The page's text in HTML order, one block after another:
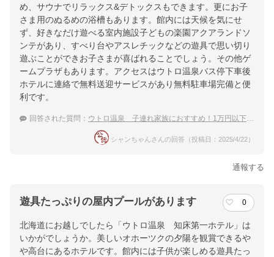
め、サウナでリラックス&デトックスもできます。更にお子
さま用のぬるめの浴槽もあります。館内には天候を気にせ
ず、好きなだけ遊べる室内施設子どもの楽園アクアランドソ
ンテがあり、すべり台やアスレチックなどの遊具で思い切り
遊ぶことができお子さまが喜ばれることでしょう。その他ゲ
ームプラザもあります。アクセスはウトロ温泉バス停下車後
ホテルに連絡で無料送迎サービスがあり無料駐車場完備と便
利です。
回答された質問： ウトロ温泉 子連れ家族におすすめ！1万円以下で泊まれる温泉宿
シャンちゃんさんの回答（投稿日：2025/4/22）
通報する
遊具たっぷりの屋内プールがあります 0
北海道にお越しでしたら「ウトロ温泉 知床第一ホテル」は
いかがでしょうか。美しいオホーツクの夕陽を観賞できるや
や高台にあるホテルです。館内には子供が楽しめる遊具たっ